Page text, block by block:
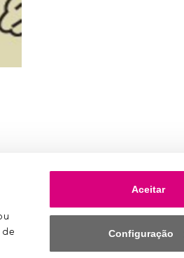
de
Aceitar
Configuração